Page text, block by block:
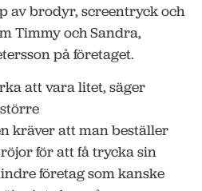
av brodyr, screentryck och
Timmy och Sandra,
på företaget.
att vara litet, säger
kräver att man beställer
för att få trycka sin
företag som kanske